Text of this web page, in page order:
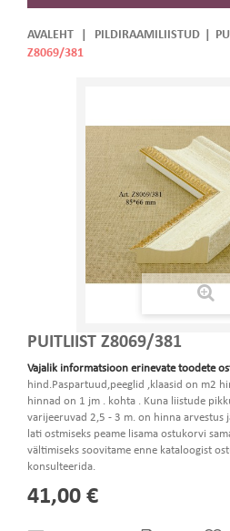
AVALEHT PILDIRAAMILIISTUD
Z8069/381
PUITLIIST Z8069/381
Vajalik informatsioon erinevate toodete
hind.Paspartuud,peeglid ,klaasid on m2
hinnad on 1 jm . kohta . Kuna liistude
varijeeruvad 2,5 - 3 m. on hinna arvestus
lati ostmiseks peame lisama ostukorvi
vältimiseks soovitame enne kataloogist
konsulteerida.
41,00 €